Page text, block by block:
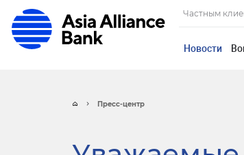
Частным
Новости
Пресс-центр